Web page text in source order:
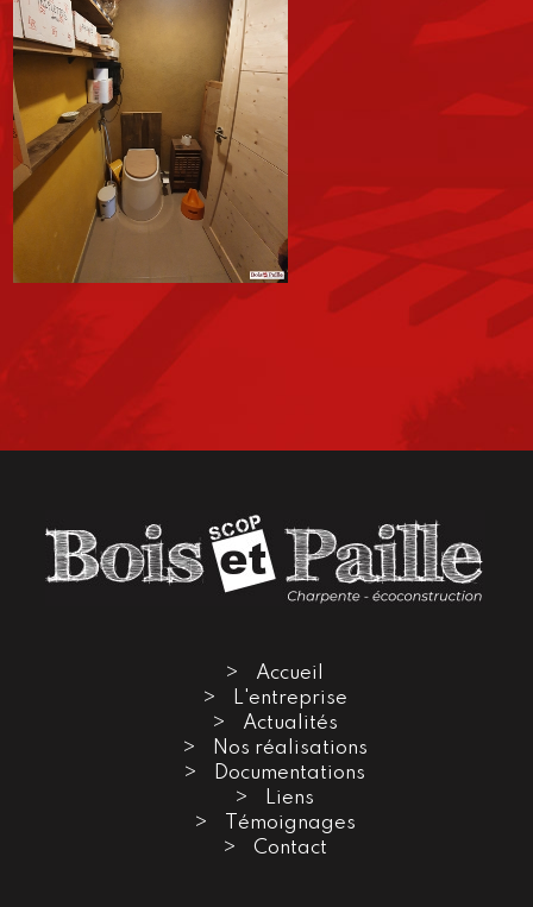
Accueil
L'entreprise
Actualités
Nos réalisations
Documentations
Liens
Témoignages
Contact